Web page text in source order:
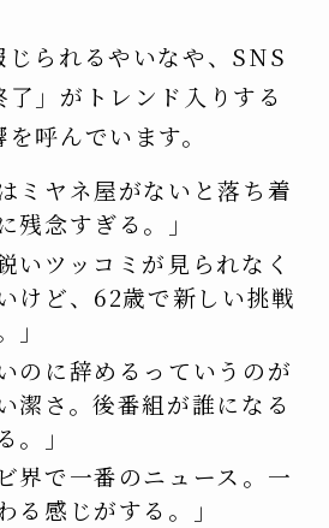
じられるやいなや、SNS
」がトレンド入りする
呼んでいます。
ミヤネ屋がないと落ち着
残念すぎる。」
いツッコミが見られなく
けど、62歳で新しい挑戦
のに辞めるっていうのが
潔さ。後番組が誰になる
。」
界で一番のニュース。一
る感じがする。」